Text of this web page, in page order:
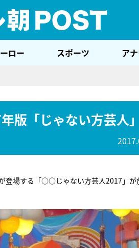
ロー スポーツ ア
版「じゃない方芸人」
登場する「○○じゃない方芸人2017」が